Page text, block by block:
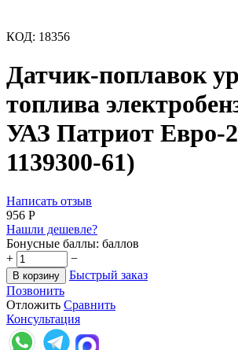
КОД: 18356
Датчик-поплавок
топлива
УАЗ Патриот Евро-
1139300-61)
Написать отзыв
‍956‍ Р
Нашли дешевле?
Бонусные баллы: баллов
+
−
В корзину
Быстрый заказ
Позвонить
Отложить Сравнить
Консультация